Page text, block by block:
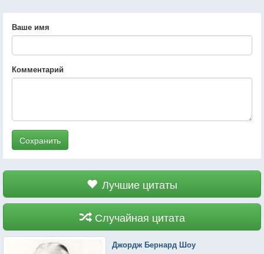
Ваше имя
Комментарий
Сохранить
Лучшие цитаты
Случайная цитата
Джордж Бернард Шоу